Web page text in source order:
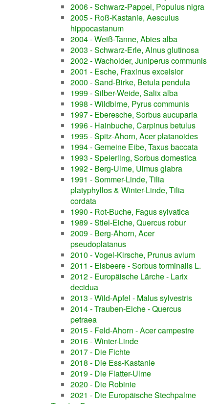
2006 - Schwarz-Pappel, Populus nigra
2005 - Roß-Kastanie, Aesculus
hippocastanum
2004 - Weiß-Tanne, Abies alba
2003 - Schwarz-Erle, Alnus glutinosa
2002 - Wacholder, Juniperus communis
2001 - Esche, Fraxinus excelsior
2000 - Sand-Birke, Betula pendula
1999 - Silber-Weide, Salix alba
1998 - Wildbirne, Pyrus communis
1997 - Eberesche, Sorbus aucuparia
1996 - Hainbuche, Carpinus betulus
1995 - Spitz-Ahorn, Acer platanoides
1994 - Gemeine Eibe, Taxus baccata
1993 - Speierling, Sorbus domestica
1992 - Berg-Ulme, Ulmus glabra
1991 - Sommer-Linde, Tilia
platyphyllos & Winter-Linde, Tilia
cordata
1990 - Rot-Buche, Fagus sylvatica
1989 - Stiel-Eiche, Quercus robur
2009 - Berg-Ahorn, Acer
pseudoplatanus
2010 - Vogel-Kirsche, Prunus avium
2011 - Elsbeere - Sorbus torminalis L.
2012 - Europäische Lärche - Larix
decidua
2013 - Wild-Apfel - Malus sylvestris
2014 - Trauben-Eiche - Quercus
petraea
2015 - Feld-Ahorn - Acer campestre
2016 - Winter-Linde
2017 - Die Fichte
2018 - Die Ess-Kastanie
2019 - Die Flatter-Ulme
2020 - Die Robinie
2021 - Die Europäische Stechpalme